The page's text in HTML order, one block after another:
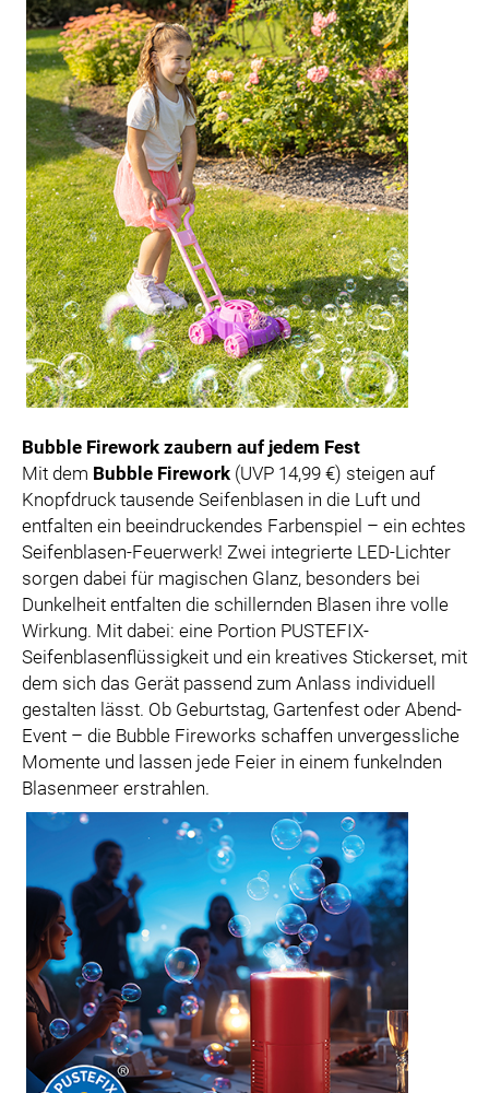
Bubble Firework zaubern auf jedem Fest
Mit dem Bubble Firework (UVP 14,99 €) steigen auf
Knopfdruck tausende Seifenblasen in die Luft und
entfalten ein beeindruckendes Farbenspiel – ein echtes
Seifenblasen-Feuerwerk! Zwei integrierte LED-Lichter
sorgen dabei für magischen Glanz, besonders bei
Dunkelheit entfalten die schillernden Blasen ihre volle
Wirkung. Mit dabei: eine Portion PUSTEFIX-
Seifenblasenflüssigkeit und ein kreatives Stickerset, mit
dem sich das Gerät passend zum Anlass individuell
gestalten lässt. Ob Geburtstag, Gartenfest oder Abend-
Event – die Bubble Fireworks schaffen unvergessliche
Momente und lassen jede Feier in einem funkelnden
Blasenmeer erstrahlen.